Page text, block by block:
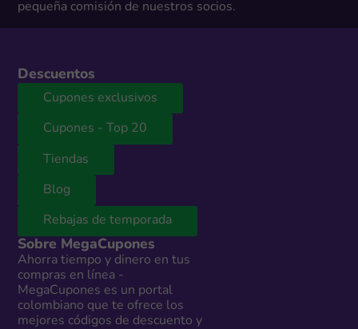
pequeña comisión de nuestros socios.
Descuentos
Cupones exclusivos
Cupones - Top 20
Tiendas
Blog
Rebajas de temporada
Sobre MegaCupones
Ahorra tiempo y dinero en tus
compras en línea -
MegaCupones es un portal
colombiano que te ofrece los
mejores códigos de descuento y